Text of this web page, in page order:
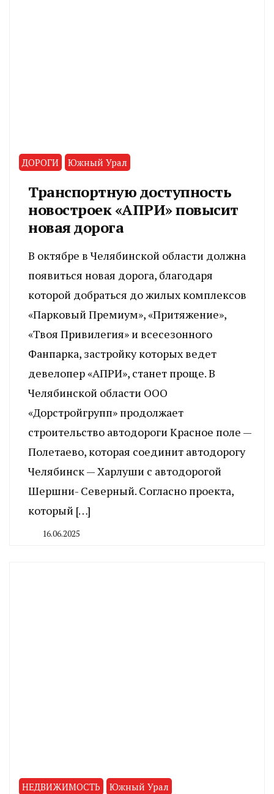
ДОРОГИ Южный Урал
Транспортную доступность
новостроек «АПРИ» повысит
новая дорога
В октябре в Челябинской области должна
появиться новая дорога, благодаря
которой добраться до жилых комплексов
«Парковый Премиум», «Притяжение»,
«Твоя Привилегия» и всесезонного
Фанпарка, застройку которых ведет
девелопер «АПРИ», станет проще. В
Челябинской области ООО
«Дорстройгрупп» продолжает
строительство автодороги Красное поле —
Полетаево, которая соединит автодорогу
Челябинск — Харлуши с автодорогой
Шершни- Северный. Согласно проекта,
который […]
16.06.2025
НЕДВИЖИМОСТЬ Южный Урал